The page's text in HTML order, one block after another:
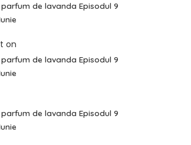
parfum de lavanda Episodul 9
on
parfum de lavanda Episodul 9
parfum de lavanda Episodul 9